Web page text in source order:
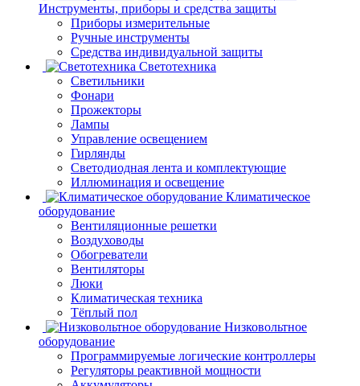
Инструменты, приборы и средства защиты
Приборы измерительные
Ручные инструменты
Средства индивидуальной защиты
Светотехника
Светильники
Фонари
Прожекторы
Лампы
Управление освещением
Гирлянды
Светодиодная лента и комплектующие
Иллюминация и освещение
Климатическое
оборудование
Вентиляционные решетки
Воздуховоды
Обогреватели
Вентиляторы
Люки
Климатическая техника
Тёплый пол
Низковольтное
оборудование
Программируемые логические контроллеры
Регуляторы реактивной мощности